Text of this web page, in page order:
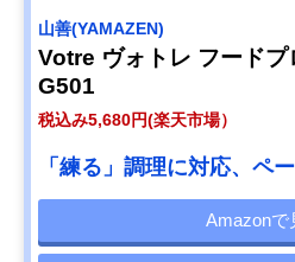
山善(YAMAZEN)
Votre ヴォトレ フード
G501
税込み5,680円(楽天市場）
「練る」調理に対応、ペ
Amazonで